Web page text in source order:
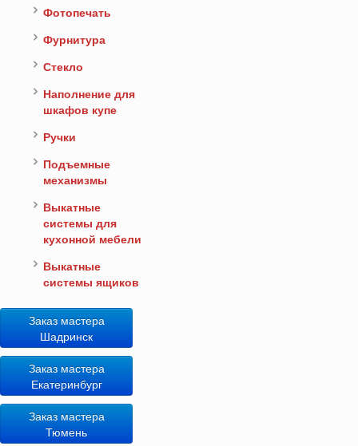
Фотопечать
Фурнитура
Стекло
Наполнение для
шкафов купе
Ручки
Подъемные
механизмы
Выкатные
системы для
кухонной мебели
Выкатные
системы ящиков
Заказ мастера
Шадринск
Заказ мастера
Екатеринбург
Заказ мастера
Тюмень